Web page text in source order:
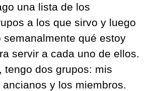
una lista de los
a los que sirvo y luego
semanalmente qué estoy
servir a cada uno de ellos.
tengo dos grupos: mis
y los miembros.